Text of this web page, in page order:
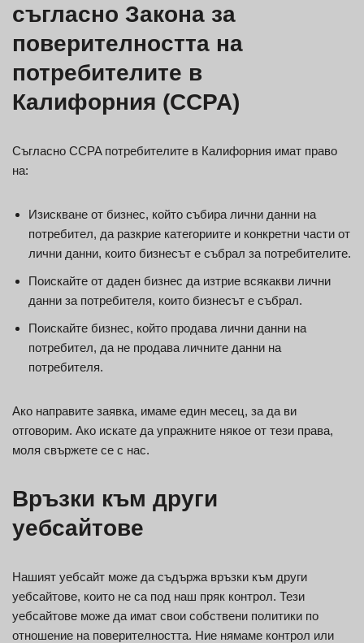
съгласно Закона за
поверителността на
потребителите в
Калифорния (CCPA)
Съгласно CCPA потребителите в Калифорния имат право
на:
Изискване от бизнес, който събира лични данни на
потребител, да разкрие категориите и конкретни части от
лични данни, които бизнесът е събрал за потребителите.
Поискайте от даден бизнес да изтрие всякакви лични
данни за потребителя, които бизнесът е събрал.
Поискайте бизнес, който продава лични данни на
потребител, да не продава личните данни на
потребителя.
Ако направите заявка, имаме един месец, за да ви
отговорим. Ако искате да упражните някое от тези права,
моля свържете се с нас.
Връзки към други
уебсайтове
Нашият уебсайт може да съдържа връзки към други
уебсайтове, които не са под наш пряк контрол. Тези
уебсайтове може да имат свои собствени политики по
отношение на поверителността. Ние нямаме контрол или